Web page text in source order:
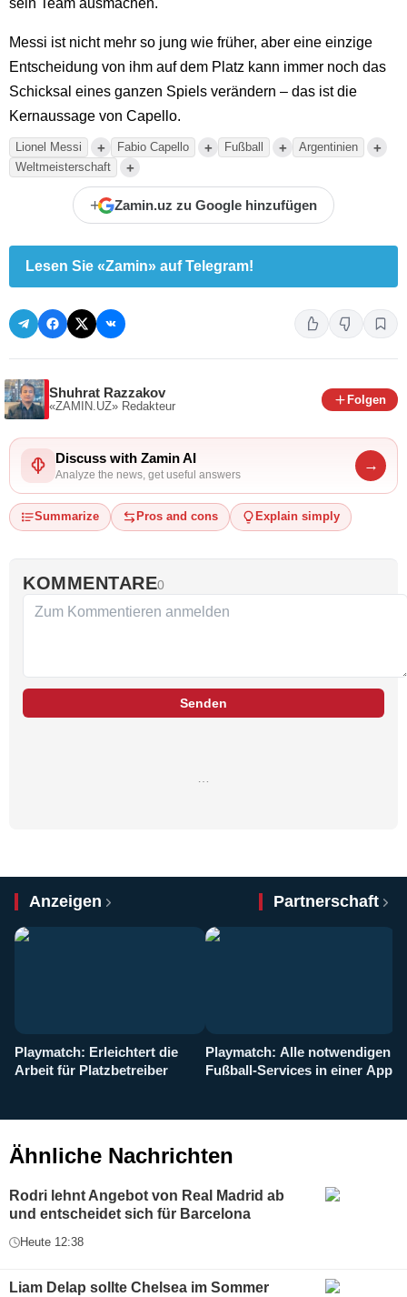
sein Team ausmachen.
Messi ist nicht mehr so jung wie früher, aber eine einzige
Entscheidung von ihm auf dem Platz kann immer noch das
Schicksal eines ganzen Spiels verändern – das ist die
Kernaussage von Capello.
Lionel Messi + Fabio Capello + Fußball + Argentinien +
Weltmeisterschaft +
+ Zamin.uz zu Google hinzufügen
Lesen Sie «Zamin» auf Telegram!
Shuhrat Razzakov
«ZAMIN.UZ» Redakteur
Folgen
Discuss with Zamin AI
Analyze the news, get useful answers
→
Summarize Pros and cons Explain simply
KOMMENTARE0
Senden
…
Anzeigen Partnerschaft
Playmatch: Erleichtert die
Arbeit für Platzbetreiber
Playmatch: Alle notwendigen
Fußball-Services in einer App
Ähnliche Nachrichten
Rodri lehnt Angebot von Real Madrid ab
und entscheidet sich für Barcelona
Heute 12:38
Liam Delap sollte Chelsea im Sommer